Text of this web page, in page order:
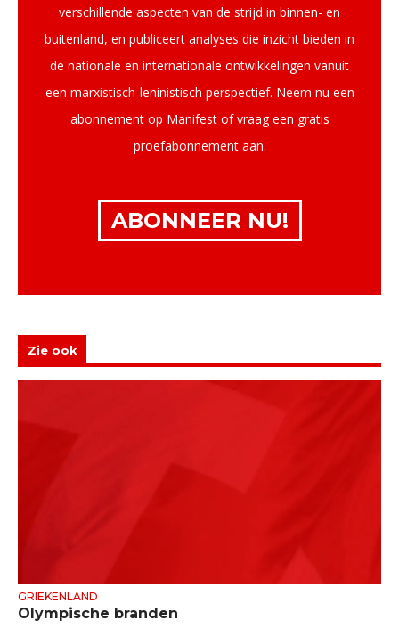
verschillende aspecten van de strijd in binnen- en
buitenland, en publiceert analyses die inzicht bieden in
de nationale en internationale ontwikkelingen vanuit
een marxistisch-leninistisch perspectief. Neem nu een
abonnement op Manifest of vraag een gratis
proefabonnement aan.
ABONNEER NU!
Zie ook
GRIEKENLAND
Olympische branden